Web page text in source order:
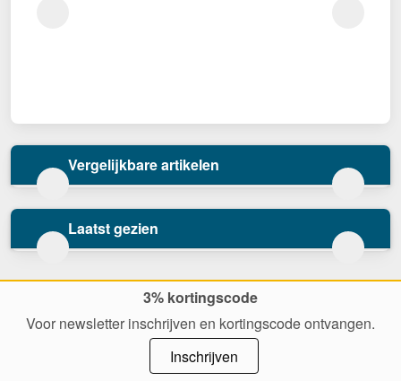
Vergelijkbare artikelen
Laatst gezien
3% kortingscode
Voor newsletter inschrijven en kortingscode ontvangen.
Inschrijven